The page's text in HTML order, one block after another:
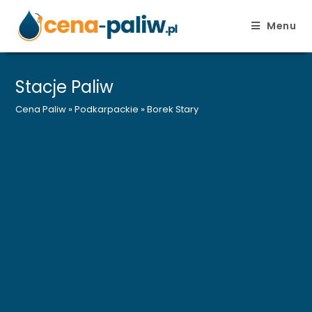
content
Menu
Stacje Paliw
Cena Paliw »Podkarpackie »Borek Stary